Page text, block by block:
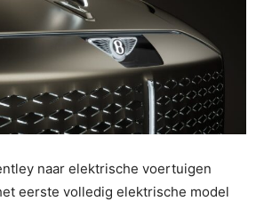
naar elektrische voertuigen
eerste volledig elektrische model